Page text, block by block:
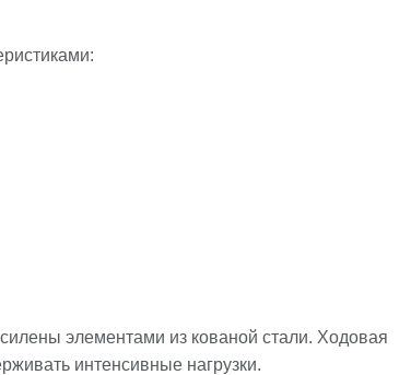
элементами из кованой стали. Ходовая
интенсивные нагрузки.